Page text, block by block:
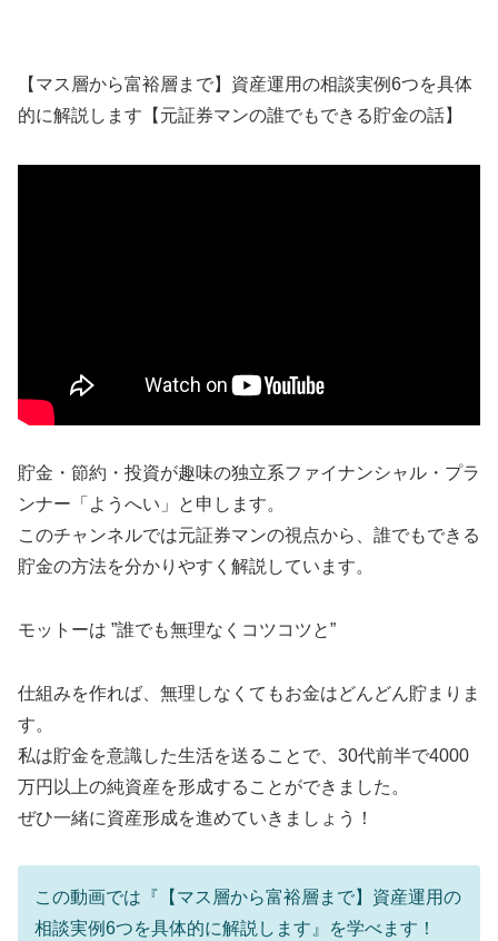
【マス層から富裕層まで】資産運用の相談実例6つを具体
的に解説します【元証券マンの誰でもできる貯金の話】
貯金・節約・投資が趣味の独立系ファイナンシャル・プラ
ンナー「ようへい」と申します。
このチャンネルでは元証券マンの視点から、誰でもできる
貯金の方法を分かりやすく解説しています。
モットーは ”誰でも無理なくコツコツと”
仕組みを作れば、無理しなくてもお金はどんどん貯まりま
す。
私は貯金を意識した生活を送ることで、30代前半で4000
万円以上の純資産を形成することができました。
ぜひ一緒に資産形成を進めていきましょう！
この動画では『【マス層から富裕層まで】資産運用の
相談実例6つを具体的に解説します』を学べます！